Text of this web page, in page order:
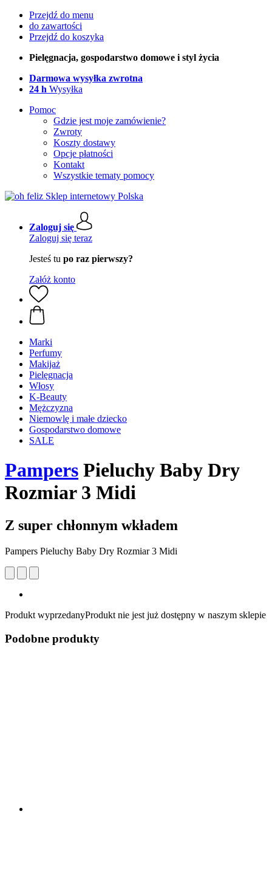
Przejdź do menu
do zawartości
Przejdź do koszyka
Pielęgnacja, gospodarstwo domowe i styl życia
Darmowa wysyłka zwrotna
24 h Wysyłka
Pomoc
Gdzie jest moje zamówienie?
Zwroty
Koszty dostawy
Opcje płatności
Kontakt
Wszystkie tematy pomocy
Zaloguj się
Zaloguj się teraz
Jesteś tu po raz pierwszy?
Załóż konto
Marki
Perfumy
Makijaż
Pielęgnacja
Włosy
K-Beauty
Mężczyzna
Niemowlę i małe dziecko
Gospodarstwo domowe
SALE
Pampers Pieluchy Baby Dry
Rozmiar 3 Midi
Z super chłonnym wkładem
Pampers Pieluchy Baby Dry Rozmiar 3 Midi
Produkt wyprzedanyProdukt nie jest już dostępny w naszym sklepie
Podobne produkty